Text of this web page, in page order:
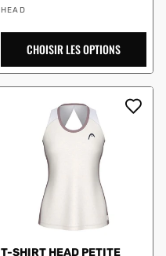
Vendeur
HEAD
CHOISIR LES OPTIONS
T-SHIRT HEAD PETITE